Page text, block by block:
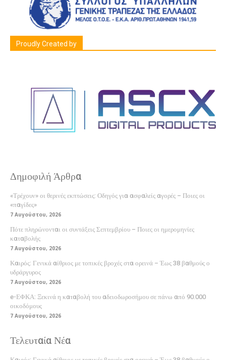
Proudly Created by
Δημοφιλή Άρθρα
«Τρέχουν» οι θερινές εκπτώσεις: Οδηγός για ασφαλείς αγορές – Ποιες οι
«παγίδες»
7 Αυγούστου, 2026
Πότε πληρώνονται οι συντάξεις Σεπτεμβρίου – Ποιες οι ημερομηνίες
καταβολής
7 Αυγούστου, 2026
Καιρός: Γενικά αίθριος με τοπικές βροχές στα ορεινά – Έως 38 βαθμούς ο
υδράργυρος
7 Αυγούστου, 2026
e-ΕΦΚΑ: Ξεκινά η καταβολή του αδειοδωροσήμου σε πάνω από 90.000
οικοδόμους
7 Αυγούστου, 2026
Τελευταία Νέα